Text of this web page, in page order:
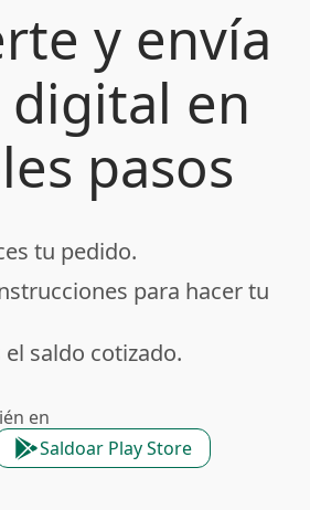
y envía
en
pasos
tu pedido.
para hacer tu
saldo cotizado.
en
Saldoar Play Store